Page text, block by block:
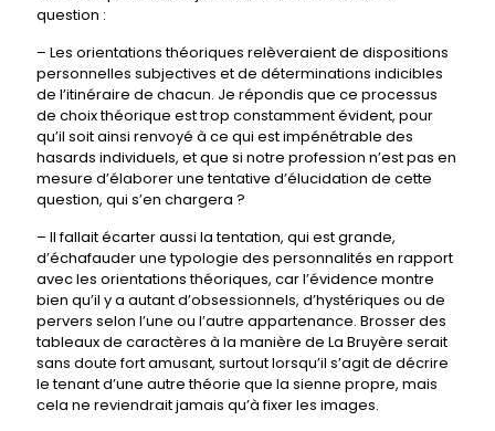
question :
– Les orientations théoriques relèveraient de dispositions
personnelles subjectives et de déterminations indicibles
de l’itinéraire de chacun. Je répondis que ce processus
de choix théorique est trop constamment évident, pour
qu’il soit ainsi renvoyé à ce qui est impénétrable des
hasards individuels, et que si notre profession n’est pas en
mesure d’élaborer une tentative d’élucidation de cette
question, qui s’en chargera ?
– Il fallait écarter aussi la tentation, qui est grande,
d’échafauder une typologie des personnalités en rapport
avec les orientations théoriques, car l’évidence montre
bien qu’il y a autant d’obsessionnels, d’hystériques ou de
pervers selon l’une ou l’autre appartenance. Brosser des
tableaux de caractères à la manière de La Bruyère serait
sans doute fort amusant, surtout lorsqu’il s’agit de décrire
le tenant d’une autre théorie que la sienne propre, mais
cela ne reviendrait jamais qu’à fixer les images.